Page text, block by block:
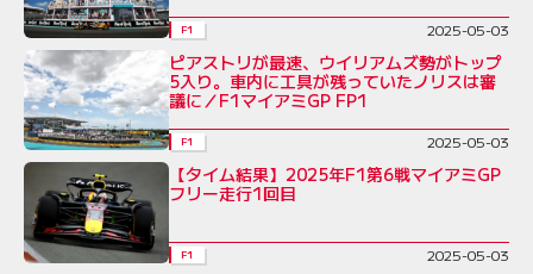
F1 2025-05-03
ピアストリが最速、ウイリアムズ勢がトップ
5入り。車内に工具が残っていたノリスは審
議に／F1マイアミGP FP1
F1 2025-05-03
【タイム結果】2025年F1第6戦マイアミGP
フリー走行1回目
F1 2025-05-03